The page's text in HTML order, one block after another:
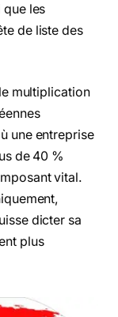
les
de liste des
multiplication
une entreprise
de 40 %
vital.
dicter sa
plus